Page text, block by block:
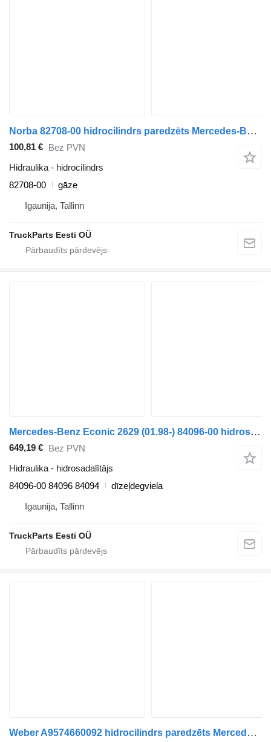
Norba 82708-00 hidrocilindrs paredzēts Mercedes-Benz Econic (1998-2014) vilcēja
100,81 € Bez PVN
Hidraulika - hidrocilindrs
82708-00
gāze
Igaunija, Tallinn
TruckParts Eesti OÜ
Mercedes-Benz Econic 2629 (01.98-) 84096-00 hidrosadalītājs paredzēts Mercedes-Benz Econic (1998-2014) vilcēja
649,19 € Bez PVN
Hidraulika - hidrosadalītājs
84096-00 84096 84094
dīzeļdegviela
Igaunija, Tallinn
TruckParts Eesti OÜ
Weber A9574660092 hidrocilindrs paredzēts Mercedes-Benz Econic (1998-2014) vilcēja